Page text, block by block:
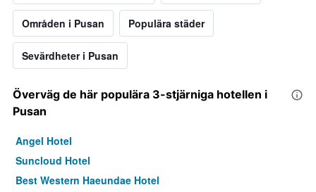
Områden i Pusan Populära städer
Sevärdheter i Pusan
Överväg de här populära 3-stjärniga hotellen i
Pusan
Angel Hotel
Suncloud Hotel
Best Western Haeundae Hotel